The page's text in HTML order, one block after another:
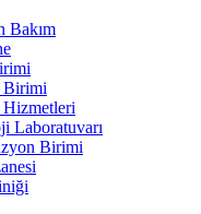
Bakım
Birimi
Hizmetleri
Laboratuvarı
Birimi